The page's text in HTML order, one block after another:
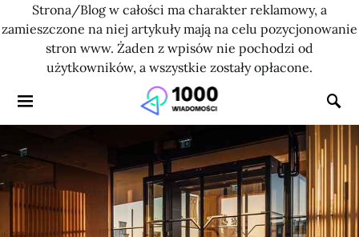
Strona/Blog w całości ma charakter reklamowy, a
zamieszczone na niej artykuły mają na celu pozycjonowanie
stron www. Żaden z wpisów nie pochodzi od
użytkowników, a wszystkie zostały opłacone.